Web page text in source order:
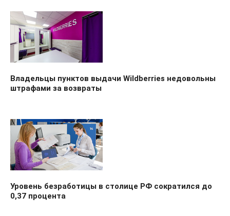
Владельцы пунктов выдачи Wildberries недовольны
штрафами за возвраты
Уровень безработицы в столице РФ сократился до
0,37 процента